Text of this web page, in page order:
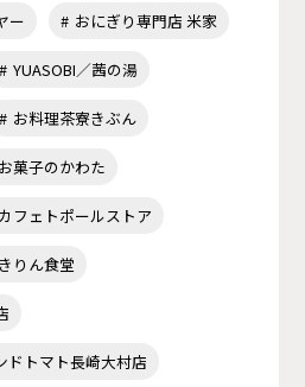
ー おにぎり専門店 米家
YUASOBI／茜の湯
お料理茶寮きぶん
お菓子のかわた
カフェトポールストア
きりん食堂
ドトマト長崎大村店